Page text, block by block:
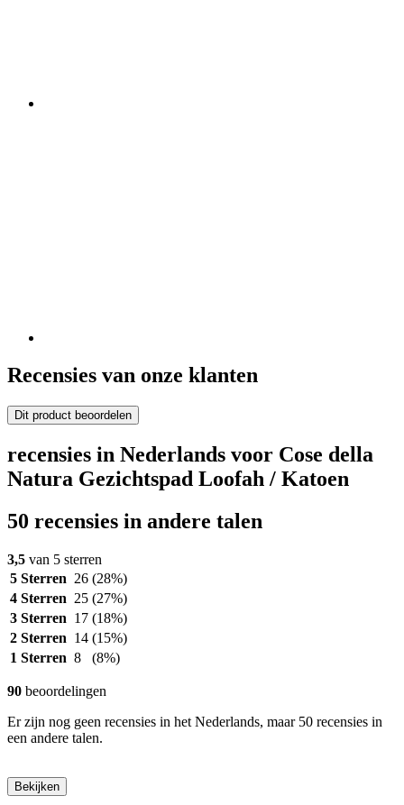
Recensies van onze klanten
Dit product beoordelen
recensies in Nederlands voor Cose della
Natura Gezichtspad Loofah / Katoen
50 recensies in andere talen
3,5 van 5 sterren
5 Sterren 26 (28%)
4 Sterren 25 (27%)
3 Sterren 17 (18%)
2 Sterren 14 (15%)
1 Sterren 8 (8%)
90 beoordelingen
Er zijn nog geen recensies in het Nederlands, maar 50 recensies in
een andere talen.
Bekijken